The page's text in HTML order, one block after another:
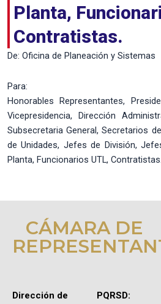
Planta,
Contratistas.
De: Oficina de Planeación y Sistemas
Para:
Honorables Representantes,
Vicepresidencia, Dirección
Subsecretaria General, Secretarios
de Unidades, Jefes de División,
Planta, Funcionarios UTL, Contratistas.
CÁMARA DE
Dirección de
PQRSD: